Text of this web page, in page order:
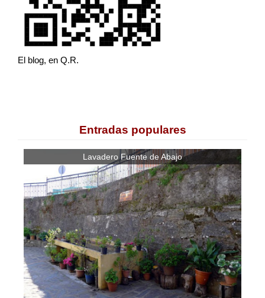
El blog, en Q.R.
Entradas populares
Lavadero Fuente de Abajo